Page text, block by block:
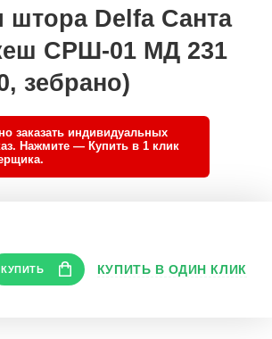
штора Delfa Санта
СРШ-01 МД 231
зебрано)